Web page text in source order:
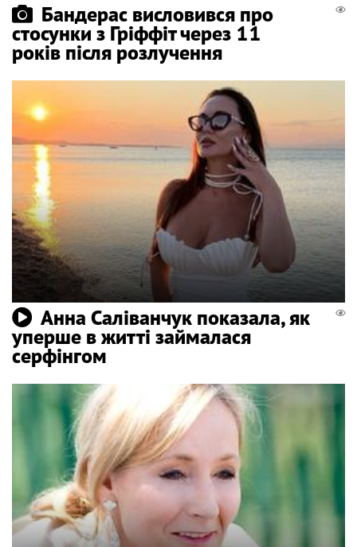
Бандерас висловився про
стосунки з Гріффіт через 11
років після розлучення
Анна Саліванчук показала, як
уперше в житті займалася
серфінгом